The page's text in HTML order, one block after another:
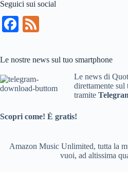
Seguici sui social
Fa
bo
ok
Le nostre news sul tuo smartphone
Le news di
direttamente sul
tramite
Scopri come! È gratis!
Amazon Music Unlimited, tutta la
vuoi, ad altissima